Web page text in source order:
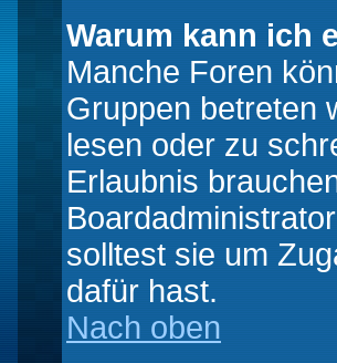
Warum kann ich
Manche Foren
Gruppen betreten
lesen oder zu
Erlaubnis
solltest sie um
dafür hast.
Nach oben